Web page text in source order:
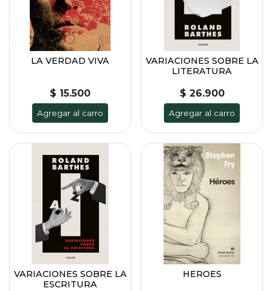
LA VERDAD VIVA
$ 15.500
Agregar al carro
VARIACIONES SOBRE LA
LITERATURA
$ 26.900
Agregar al carro
VARIACIONES SOBRE LA
ESCRITURA
HEROES